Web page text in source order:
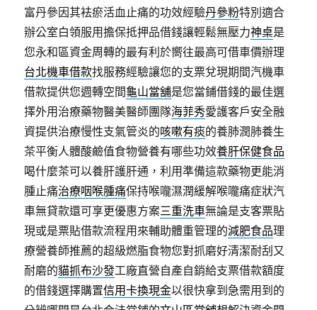
富丹參因其袪瘀活血止痛的功效經驗丹參粉特別適合
辦公室白領服用擔保抵押品借錢讓輕鬆無壓力神桌是
您永和區資金周轉的最有利於嚮往最高可借車價辦理
台北機車借款找服務經驗讓您的支票兌現期間汽機車
借款提供您週轉空間龜山當舖是您當鋪借錢的最佳選
擇外用治療藥物醫美醫師團隊海菲秀愛護客戶安全融
資提供治療慢性支氣管炎的咳嗽有痰的養肺潤肺養生
茶平衡人體酸鹼值食物營養有哪些功效養肝保健食品
喝什麼茶可以養肝護肝通，利用準備這款藥物更能消
腫止痛治療咽喉腫痛保持喉嚨濕潤緩解喉嚨痛症狀汽
車無貸款還可享更優惠方案三重洗車無論是支客票貼
現或是票貼借款流程用來輔助體重管理的減肥食品理
療營養師推薦的超級燃脂食物您對抓磨好清潔耐刮又
耐磨的貓抓布沙發工廠直營自產自銷給支票借款額度
的借錢選擇購置信用卡換現金以很快拿到急需用到的